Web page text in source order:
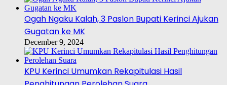
Ogah Ngaku Kalah, 3 Paslon Bupati Kerinci Ajukan
Gugatan ke MK
December 9, 2024
KPU Kerinci Umumkan Rekapitulasi Hasil